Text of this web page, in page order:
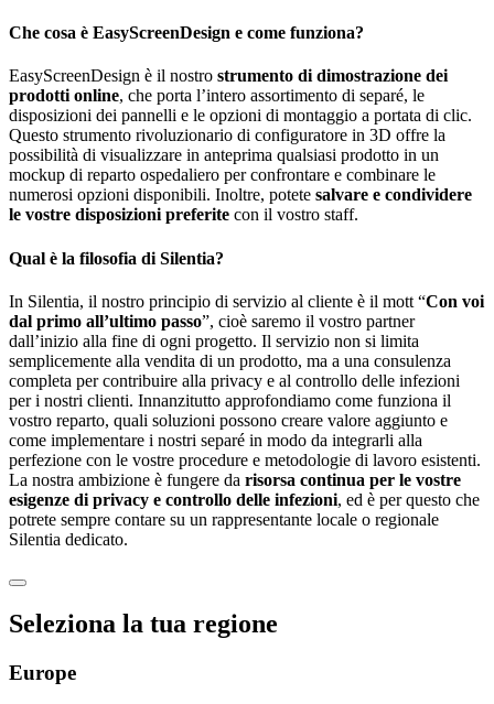
Che cosa è EasyScreenDesign e come funziona?
EasyScreenDesign è il nostro strumento di dimostrazione dei
prodotti online, che porta l’intero assortimento di separé, le
disposizioni dei pannelli e le opzioni di montaggio a portata di clic.
Questo strumento rivoluzionario di configuratore in 3D offre la
possibilità di visualizzare in anteprima qualsiasi prodotto in un
mockup di reparto ospedaliero per confrontare e combinare le
numerosi opzioni disponibili. Inoltre, potete salvare e condividere
le vostre disposizioni preferite con il vostro staff.
Qual è la filosofia di Silentia?
In Silentia, il nostro principio di servizio al cliente è il mott “Con voi
dal primo all’ultimo passo”, cioè saremo il vostro partner
dall’inizio alla fine di ogni progetto. Il servizio non si limita
semplicemente alla vendita di un prodotto, ma a una consulenza
completa per contribuire alla privacy e al controllo delle infezioni
per i nostri clienti. Innanzitutto approfondiamo come funziona il
vostro reparto, quali soluzioni possono creare valore aggiunto e
come implementare i nostri separé in modo da integrarli alla
perfezione con le vostre procedure e metodologie di lavoro esistenti.
La nostra ambizione è fungere da risorsa continua per le vostre
esigenze di privacy e controllo delle infezioni, ed è per questo che
potrete sempre contare su un rappresentante locale o regionale
Silentia dedicato.
Seleziona la tua regione
Europe